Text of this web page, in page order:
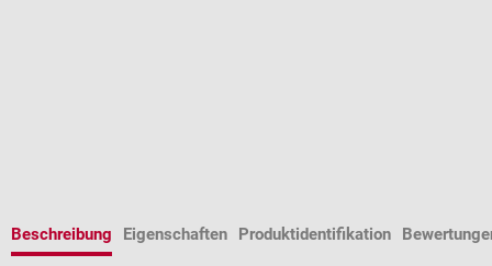
Beschreibung Eigenschaften Produktidentifikation